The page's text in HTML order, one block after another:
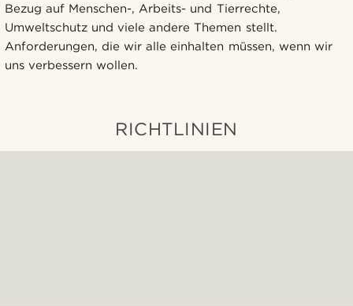
Bezug auf Menschen-, Arbeits- und Tierrechte,
Umweltschutz und viele andere Themen stellt.
Anforderungen, die wir alle einhalten müssen, wenn wir
uns verbessern wollen.
RICHTLINIEN